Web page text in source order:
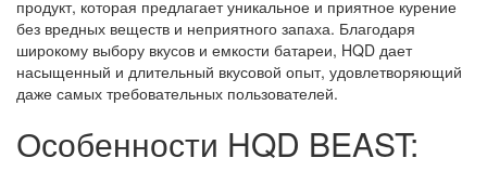
продукт, которая предлагает уникальное и приятное курение
без вредных веществ и неприятного запаха. Благодаря
широкому выбору вкусов и емкости батареи, HQD дает
насыщенный и длительный вкусовой опыт, удовлетворяющий
даже самых требовательных пользователей.
Особенности HQD BEAST: